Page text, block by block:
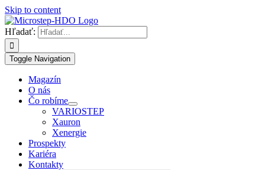
Skip to content
Hľadať:
Toggle Navigation
Magazín
O nás
Čo robíme
VARIOSTEP
Xauron
Xenergie
Prospekty
Kariéra
Kontakty